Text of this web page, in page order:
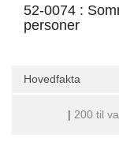
52-0074 :
personer
Hovedfakta
| 200 til